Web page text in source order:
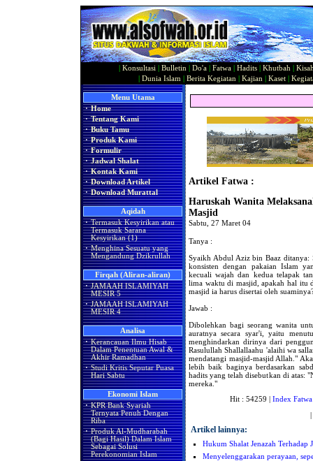
Konsultasi Bulletin Do'a Fatwa Hadits Khutbah
Dunia Islam Berita Kegiatan Kajian Kaset|
Menu Utama
· Home
· Tentang Kami
· Buku Tamu
· Produk Kami
· Formulir
· Jadwal Shalat
· Kontak Kami
· Download Artikel
· Download Murattal
Aqidah
· Termasuk Kesyirikan atau
Termasuk Sarana
Kesyirikan (1)
· Menghina Sesuatu yang
Mengandung Dzikrullah
Firqah (Aliran-aliran)
· JAMAAH ISLAMIYAH
MESIR 5
· JAMAAH ISLAMIYAH
MESIR 4
Analisa
· Kerancauan Ilmu Hisab
Dalam Penentuan Awal &
Akhir Ramadhan
· Studi Kritis Seputar Puasa
Hari Sabtu
Ekonomi Islam
· KPR Bank Syariah
Ternyata Penuh Dengan
Riba
· Produk Al-Mudharabah
(Bagi Hasil) Dalam Islam
Sebagai Solusi
Perekonomian Islam
Artikel Fatwa :
Haruskah Wanita
Masjid
Sabtu, 27 Maret 04
Tanya :
Syaikh Abdul Aziz bin Baaz ditanya:
konsisten dengan pakaian Islam
kecuali wajah dan kedua telapak
lima waktu di masjid, apakah hal itu
masjid ia harus disertai oleh
Jawab :
Dibolehkan bagi seorang wanita
auratnya secara syar'i, yaitu
menghindarkan dirinya dari
Rasulullah Shallallaahu 'alaihi wa
mendatangi masjid-masjid Allah."
lebih baik baginya berdasarkan
hadits yang telah disebutkan di atas:
mereka."
Hit : 54259 | Index Fatwa
|
Artikel lainnya:
Hukum Shalat Jenazah
Menyelenggarakan perayaan,